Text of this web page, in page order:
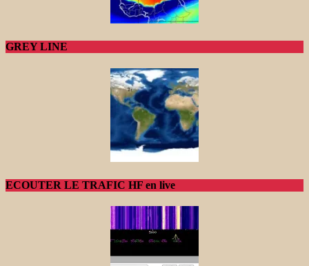
GREY LINE
ECOUTER LE TRAFIC HF en live